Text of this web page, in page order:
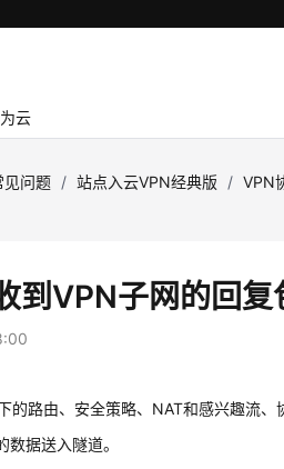
云
见问题 / 站点入云VPN经典版 / VPN
到VPN子网的回复
的路由、安全策略、NAT和感兴趣流、
据送入隧道。